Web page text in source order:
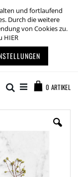
und fortlaufend
Durch die weitere
von Cookies zu.
HIER
0 ARTIKEL
Suche